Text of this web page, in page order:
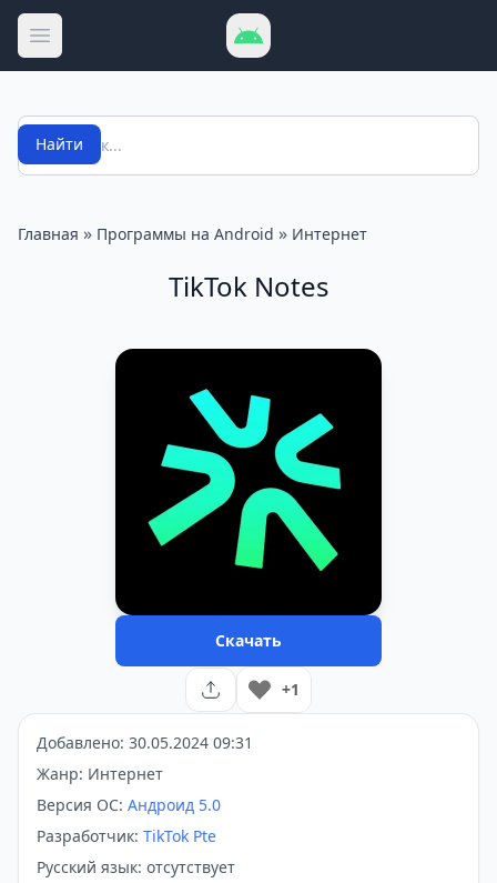
Открыть меню
Поиск
Найти
Главная » Программы на Android » Интернет
TikTok Notes
Скачать
+1
Добавлено: 30.05.2024 09:31
Жанр: Интернет
Версия ОС: Андроид 5.0
Разработчик: TikTok Pte
Русский язык: отсутствует